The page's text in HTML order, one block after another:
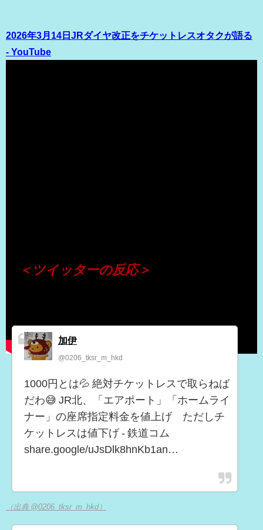
2026年3月14日JRダイヤ改正をチケットレスオタクが語る
- YouTube
＜ツイッターの反応＞
加伊
@0206_tksr_m_hkd
1000円とは💦 絶対チケットレスで取らねば
だわ😅 JR北、「エアポート」「ホームライ
ナー」の座席指定料金を値上げ ただしチ
ケットレスは値下げ - 鉄道コム
share.google/uJsDlk8hnKb1an…
（出典 @0206_tksr_m_hkd）